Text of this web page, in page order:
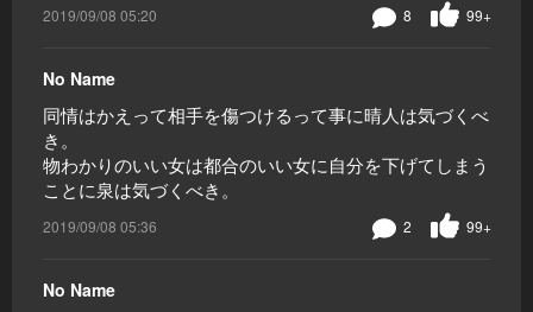
2019/09/08 05:20 99+
8
No Name
同情はかえって相手を傷つけるって事に晴人は気づくべ
き。
物わかりのいい女は都合のいい女に自分を下げてしまう
ことに泉は気づくべき。
2019/09/08 05:36 99+
2
No Name